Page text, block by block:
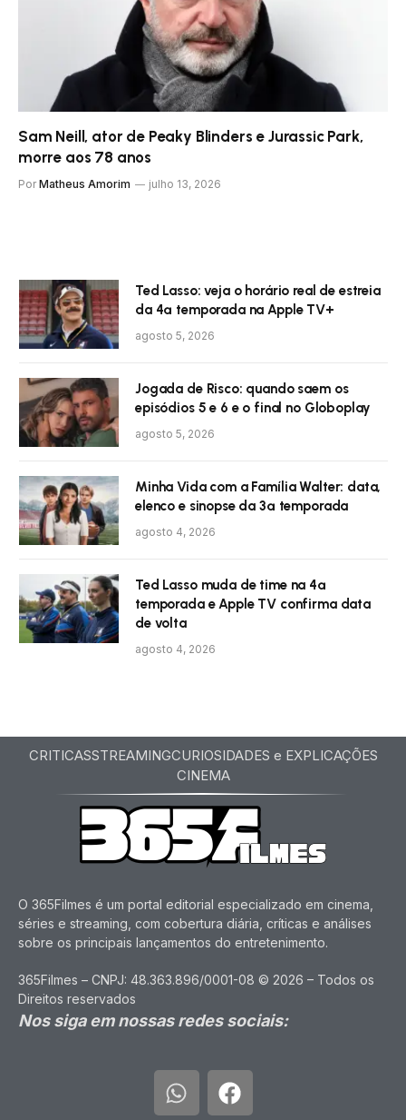
Sam Neill, ator de Peaky Blinders e Jurassic Park,
morre aos 78 anos
Por Matheus Amorim julho 13, 2026
Ted Lasso: veja o horário real de estreia
da 4ª temporada na Apple TV+
agosto 5, 2026
Jogada de Risco: quando saem os
episódios 5 e 6 e o final no Globoplay
agosto 5, 2026
Minha Vida com a Família Walter: data,
elenco e sinopse da 3ª temporada
agosto 4, 2026
Ted Lasso muda de time na 4ª
temporada e Apple TV confirma data
de volta
agosto 4, 2026
CRITICASSTREAMINGCURIOSIDADES e EXPLICAÇÕES
CINEMA
O 365Filmes é um portal editorial especializado em cinema,
séries e streaming, com cobertura diária, críticas e análises
sobre os principais lançamentos do entretenimento.
365Filmes – CNPJ: 48.363.896/0001-08 © 2026 – Todos os
Direitos reservados
Nos siga em nossas redes sociais: